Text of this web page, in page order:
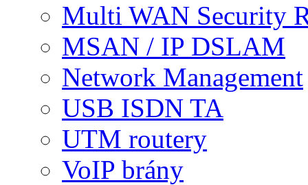
Multi WAN Security
MSAN / IP DSLAM
Network Management
USB ISDN TA
UTM routery
VoIP brány